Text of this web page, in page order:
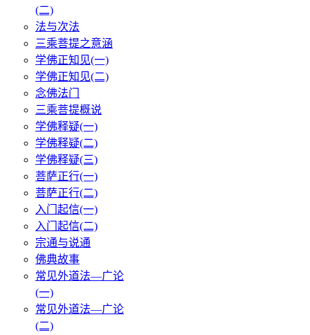
(二)
法与次法
三乘菩提之意涵
学佛正知见(一)
学佛正知见(二)
念佛法门
三乘菩提概说
学佛释疑(一)
学佛释疑(二)
学佛释疑(三)
菩萨正行(一)
菩萨正行(二)
入门起信(一)
入门起信(二)
宗通与说通
佛典故事
常见外道法—广论
(一)
常见外道法—广论
(二)